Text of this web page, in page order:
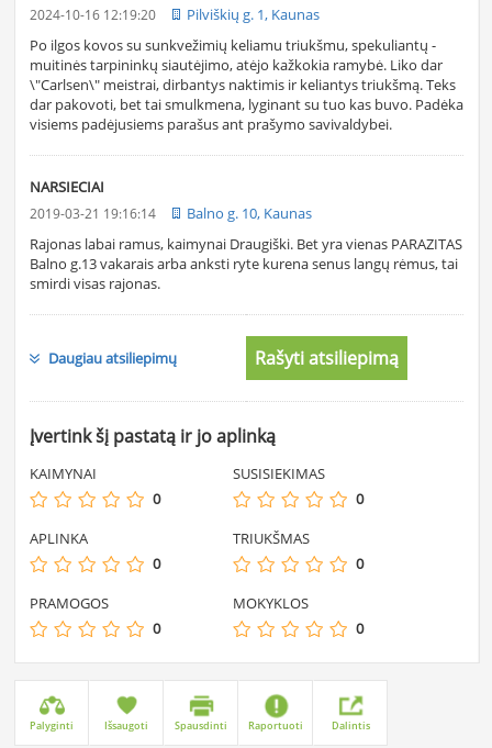
2024-10-16 12:19:20
Pilviškių g. 1, Kaunas
Po ilgos kovos su sunkvežimių keliamu triukšmu, spekuliantų -
muitinės tarpininkų siautėjimo, atėjo kažkokia ramybė. Liko dar
\"Carlsen\" meistrai, dirbantys naktimis ir keliantys triukšmą. Teks
dar pakovoti, bet tai smulkmena, lyginant su tuo kas buvo. Padėka
visiems padėjusiems parašus ant prašymo savivaldybei.
NARSIECIAI
2019-03-21 19:16:14
Balno g. 10, Kaunas
Rajonas labai ramus, kaimynai Draugiški. Bet yra vienas PARAZITAS
Balno g.13 vakarais arba anksti ryte kurena senus langų rėmus, tai
smirdi visas rajonas.
Daugiau atsiliepimų Rašyti atsiliepimą
Įvertink šį pastatą ir jo aplinką
KAIMYNAI
0
SUSISIEKIMAS
0
APLINKA
0
TRIUKŠMAS
0
PRAMOGOS
0
MOKYKLOS
0
Palyginti Išsaugoti Spausdinti Raportuoti Dalintis